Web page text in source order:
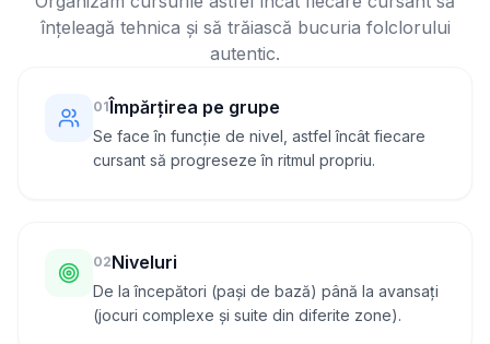
înțeleagă tehnica și să trăiască bucuria folclorului
autentic.
01Împărțirea pe grupe
Se face în funcție de nivel, astfel încât fiecare
cursant să progreseze în ritmul propriu.
02Niveluri
De la începători (pași de bază) până la avansați
(jocuri complexe și suite din diferite zone).